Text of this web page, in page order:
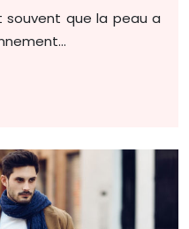
souvent que la peau a